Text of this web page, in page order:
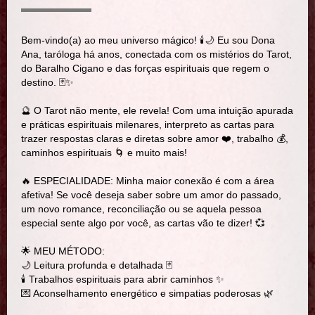
Bem-vindo(a) ao meu universo mágico! 🕯️🌙 Eu sou Dona
Ana, taróloga há anos, conectada com os mistérios do Tarot,
do Baralho Cigano e das forças espirituais que regem o
destino. 🃏✨
🔮 O Tarot não mente, ele revela! Com uma intuição apurada
e práticas espirituais milenares, interpreto as cartas para
trazer respostas claras e diretas sobre amor ❤️, trabalho 💰,
caminhos espirituais 🌀 e muito mais!
🔥 ESPECIALIDADE: Minha maior conexão é com a área
afetiva! Se você deseja saber sobre um amor do passado,
um novo romance, reconciliação ou se aquela pessoa
especial sente algo por você, as cartas vão te dizer! 💞
🌟 MEU MÉTODO:
🌙 Leitura profunda e detalhada 🃏
🕯️ Trabalhos espirituais para abrir caminhos ✨
💌 Aconselhamento energético e simpatias poderosas 🌿